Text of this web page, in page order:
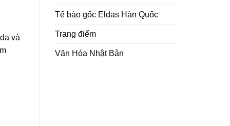
và
Tế bào gốc Eldas Hàn Quốc
Trang điểm
Văn Hóa Nhật Bản